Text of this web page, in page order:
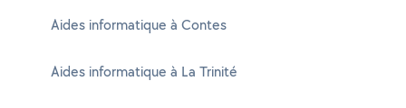
Aides informatique à Contes
Aides informatique à La Trinité